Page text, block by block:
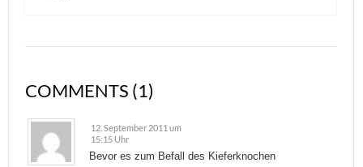
COMMENTS (1)
12. September 2011 um
15:15 Uhr
Bevor es zum Befall des Kieferknochen